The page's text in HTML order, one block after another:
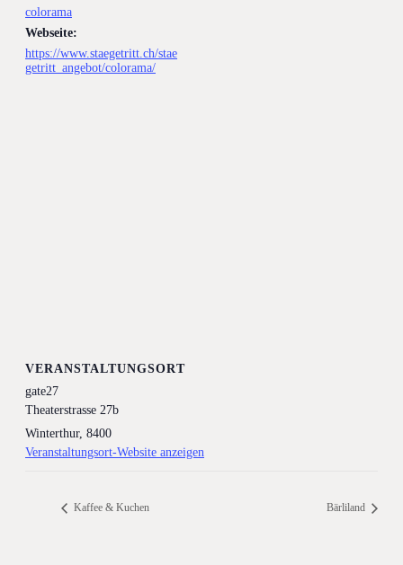
colorama
Webseite:
https://www.staegetritt.ch/stae
getritt_angebot/colorama/
VERANSTALTUNGSORT
gate27
Theaterstrasse 27b
Winterthur, 8400
Veranstaltungsort-Website anzeigen
Kaffee & Kuchen Bärliland